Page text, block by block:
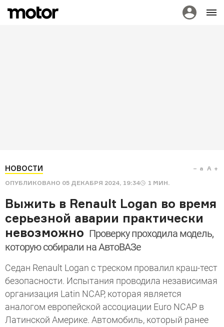
НОВОСТИ
ОПУБЛИКОВАНО 05 ДЕКАБРЯ 2024, 19:34 1 МИН.
a A
Выжить в Renault Logan во время
серьезной аварии практически
невозможно Проверку проходила модель,
которую собирали на АвтоВАЗе
Седан Renault Logan с треском провалил краш-тест
безопасности. Испытания проводила независимая
организация Latin NCAP, которая является
аналогом европейской ассоциации Euro NCAP в
Латинской Америке. Автомобиль, который ранее